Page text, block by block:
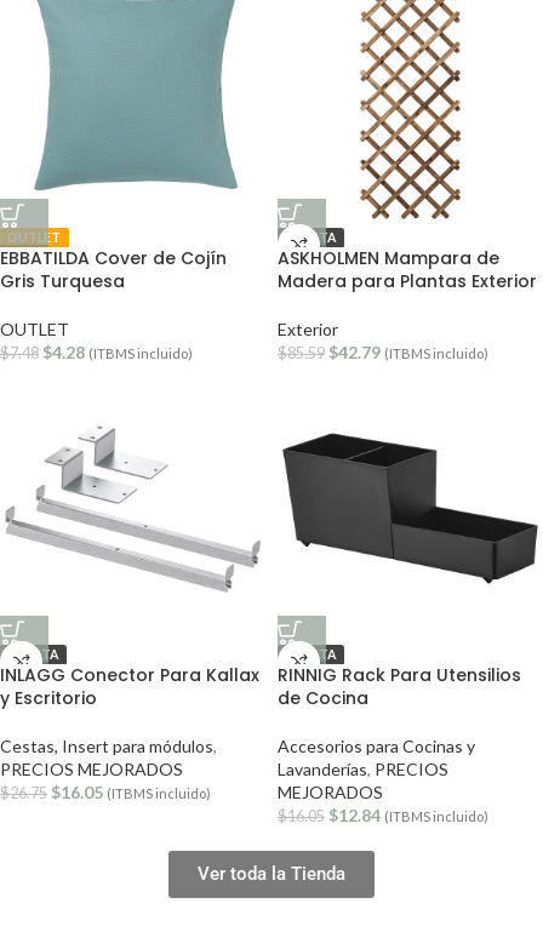
OUTLET
EBBATILDA Cover de Cojín
Gris Turquesa
OUTLET
$7.48 $4.28 (ITBMS incluido)
OFERTA
ASKHOLMEN Mampara de
Madera para Plantas Exterior
Exterior
$85.59 $42.79 (ITBMS incluido)
OFERTA
INLAGG Conector Para Kallax
y Escritorio
Cestas, Insert para módulos,
PRECIOS MEJORADOS
$26.75 $16.05 (ITBMS incluido)
OFERTA
RINNIG Rack Para Utensilios
de Cocina
Accesorios para Cocinas y
Lavanderías, PRECIOS
MEJORADOS
$16.05 $12.84 (ITBMS incluido)
Ver toda la Tienda